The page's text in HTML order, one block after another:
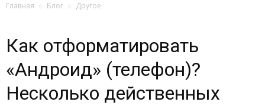
Главная Блог Другое
Как отформатировать
«Андроид» (телефон)?
Несколько действенных